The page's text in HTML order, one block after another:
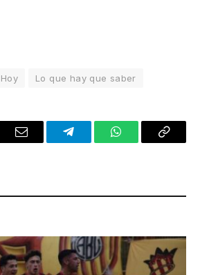
Hoy Lo que hay que saber
Email TelegramWhatsAppCopy